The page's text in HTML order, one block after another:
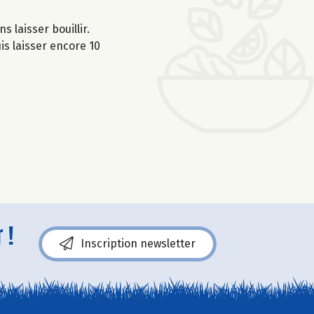
laisser bouillir.
laisser encore 10
! Inscription newsletter